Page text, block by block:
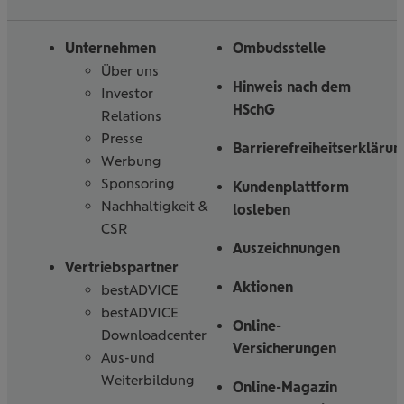
Unternehmen
Über uns
Investor
Relations
Presse
Werbung
Sponsoring
Nachhaltigkeit &
CSR
Vertriebspartner
bestADVICE
bestADVICE
Downloadcenter
Aus-und
Weiterbildung
Ombudsstelle
Hinweis nach dem
HSchG
Kundenplattform
losleben
Auszeichnungen
Aktionen
Online-
Versicherungen
Online-Magazin
uns